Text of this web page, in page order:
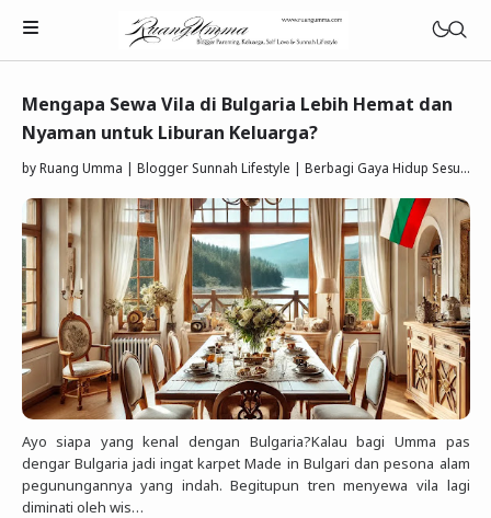
Parenting Islami
Rumah Tangga Muslimah
Lifestyle Keluarga Sunnah
Refleksi Muslimah
Review & Rekomendasi
Mengapa Sewa Vila di Bulgaria Lebih Hemat dan
Nyaman untuk Liburan Keluarga?
byRuang Umma | Blogger Sunnah Lifestyle | Berbagi Gaya Hidup Sesuai Quran Sunnah
Ayo siapa yang kenal dengan Bulgaria?Kalau bagi Umma pas
dengar Bulgaria jadi ingat karpet Made in Bulgari dan pesona alam
pegunungannya yang indah. Begitupun tren menyewa vila lagi
diminati oleh wis…